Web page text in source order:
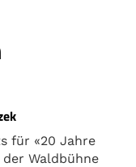
für «20 Jahre
Waldbühne